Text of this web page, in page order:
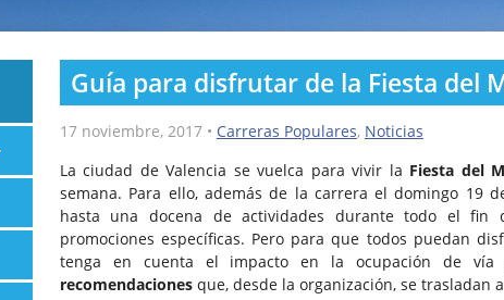
Guía para disfrutar de la Fiesta del
17 noviembre, 2017• Carreras Populares, Noticias
La ciudad de Valencia se vuelca para vivir la Fiesta del
semana. Para ello, además de la carrera el domingo 19
hasta una docena de actividades durante todo el fin
promociones específicas. Pero para que todos puedan
tenga en cuenta el impacto en la ocupación de vía
recomendacionesque, desde la organización, se trasladan